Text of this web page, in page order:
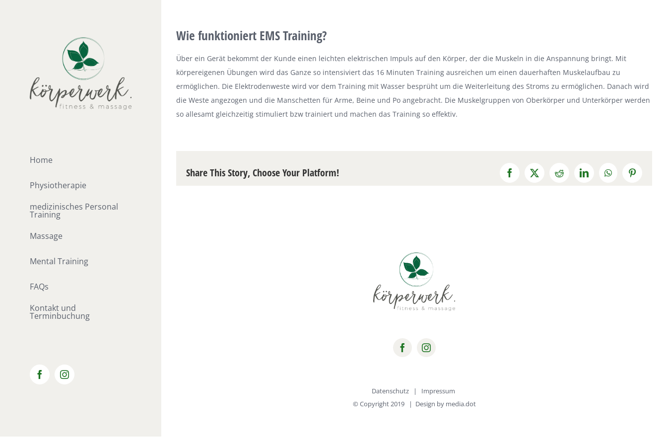
Home
Physiotherapie
medizinisches Personal
Training
Massage
Mental Training
FAQs
Kontakt und
Terminbuchung
FacebookInstagram
Wie funktioniert EMS Training?
Über ein Gerät bekommt der Kunde einen leichten elektrischen Impuls auf den Körper, der die Muskeln in die Anspannung bringt. Mit
körpereigenen Übungen wird das Ganze so intensiviert das 16 Minuten Training ausreichen um einen dauerhaften Muskelaufbau zu
ermöglichen. Die Elektrodenweste wird vor dem Training mit Wasser besprüht um die Weiterleitung des Stroms zu ermöglichen. Danach wird
die Weste angezogen und die Manschetten für Arme, Beine und Po angebracht. Die Muskelgruppen von Oberkörper und Unterkörper werden
so allesamt gleichzeitig stimuliert bzw trainiert und machen das Training so effektiv.
Share This Story, Choose Your Platform! Facebook
X RedditLinkedInWhatsAppPinterest
Datenschutz | Impressum
© Copyright 2019 | Design by media.dot